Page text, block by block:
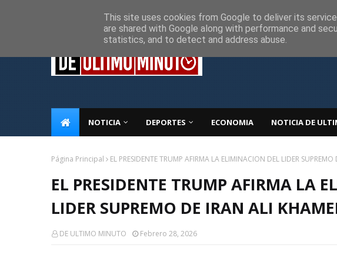
NOTICIA DEPORTES ECONOMIA NOTICIA DE
Página Principal EL PRESIDENTE TRUMP AFIRMA LA ELIMINACION DEL LIDER
EL PRESIDENTE TRUMP AFIRMA LA
LIDER SUPREMO DE IRAN ALI
DE ULTIMO MINUTO Febrero 28, 2026
This site uses cookies from Google to deliver its
are shared with Google along with performance and
statistics, and to detect and address abuse.